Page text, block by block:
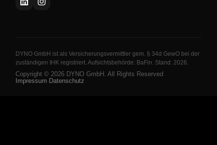
DYNO GmbH ist als Versicherungsvermittler gem. § 34d GewO bei der
zuständigen IHK registriert. Aufsichtsbehörde: BaFin. Stand: 2026.
Copyright © 2026 DYNO GmbH. All Rights Reserved
Impressum· Datenschutz